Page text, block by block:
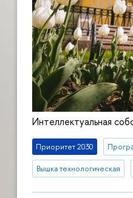
Интеллектуальная
Приоритет 2030
Вышка технологическая